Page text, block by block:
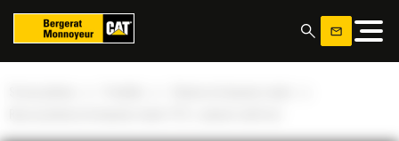
Panel zarządzania plikami cookies